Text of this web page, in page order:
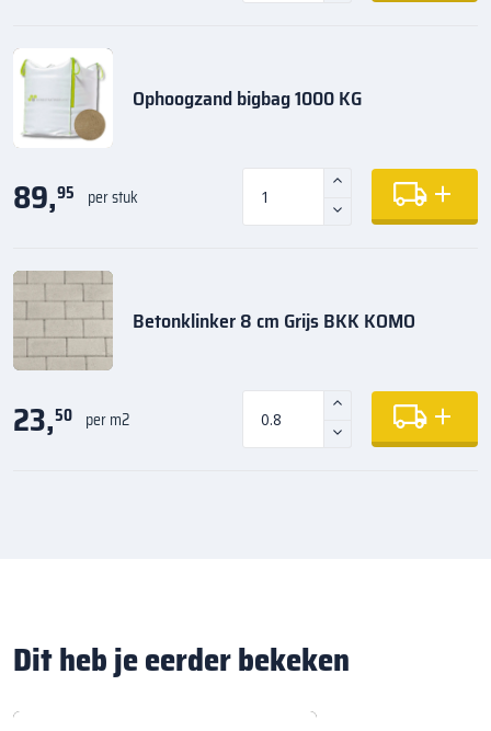
Ophoogzand bigbag 1000 KG
89,95 per stuk
Betonklinker 8 cm Grijs BKK KOMO
23,50 per m2
Dit heb je eerder bekeken